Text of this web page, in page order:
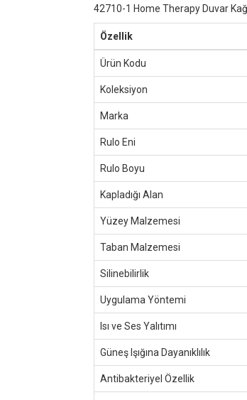
42710-1 Home Therapy Duvar
Özellik
Ürün Kodu
Koleksiyon
Marka
Rulo Eni
Rulo Boyu
Kapladığı Alan
Yüzey Malzemesi
Taban Malzemesi
Silinebilirlik
Uygulama Yöntemi
Isı ve Ses Yalıtımı
Güneş Işığına Dayanıklılık
Antibakteriyel Özellik